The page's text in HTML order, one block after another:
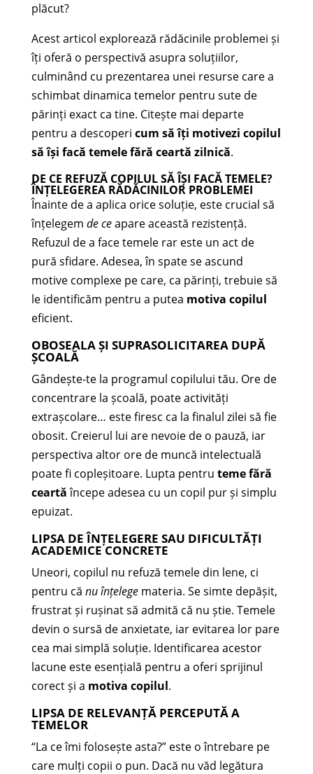
plăcut?
Acest articol explorează rădăcinile problemei și
îți oferă o perspectivă asupra soluțiilor,
culminând cu prezentarea unei resurse care a
schimbat dinamica temelor pentru sute de
părinți exact ca tine. Citește mai departe
pentru a descoperi cum să îți motivezi copilul
să își facă temele fără ceartă zilnică.
DE CE REFUZĂ COPILUL SĂ ÎȘI FACĂ TEMELE?
ÎNȚELEGEREA RĂDĂCINILOR PROBLEMEI
Înainte de a aplica orice soluție, este crucial să
înțelegem de ceapare această rezistență.
Refuzul de a face temele rar este un act de
pură sfidare. Adesea, în spate se ascund
motive complexe pe care, ca părinți, trebuie să
le identificăm pentru a putea motiva copilul
eficient.
OBOSEALA ȘI SUPRASOLICITAREA DUPĂ
ȘCOALĂ
Gândește-te la programul copilului tău. Ore de
concentrare la școală, poate activități
extrașcolare… este firesc ca la finalul zilei să fie
obosit. Creierul lui are nevoie de o pauză, iar
perspectiva altor ore de muncă intelectuală
poate fi copleșitoare. Lupta pentru teme fără
ceartăîncepe adesea cu un copil pur și simplu
epuizat.
LIPSA DE ÎNȚELEGERE SAU DIFICULTĂȚI
ACADEMICE CONCRETE
Uneori, copilul nu refuză temele din lene, ci
pentru că nu înțelegemateria. Se simte depășit,
frustrat și rușinat să admită că nu știe. Temele
devin o sursă de anxietate, iar evitarea lor pare
cea mai simplă soluție. Identificarea acestor
lacune este esențială pentru a oferi sprijinul
corect și a motiva copilul.
LIPSA DE RELEVANȚĂ PERCEPUTĂ A
TEMELOR
“La ce îmi folosește asta?” este o întrebare pe
care mulți copii o pun. Dacă nu văd legătura